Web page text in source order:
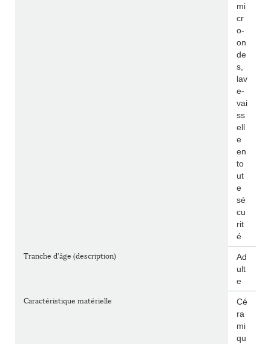
mi
cr
o-
on
de
s,
lav
e-
vai
ss
ell
e
en
to
ut
e
sé
cu
rit
é
Tranche d'âge (description)
Ad
ult
e
Caractéristique matérielle
Cé
ra
mi
qu